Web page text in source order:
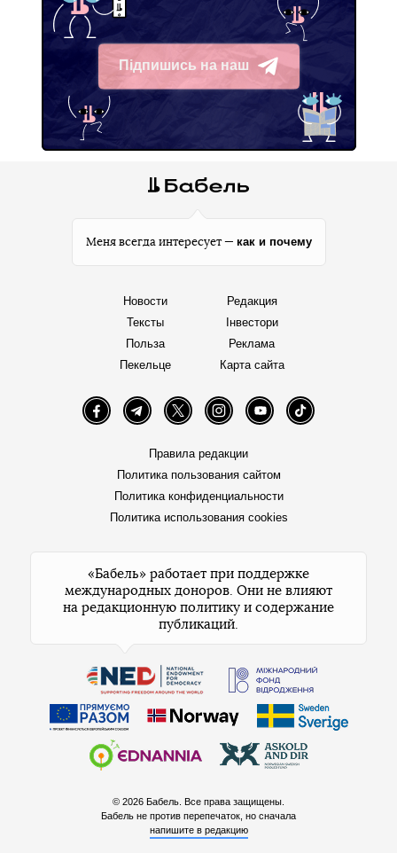
Підпишись на наш
Telegram
Меня всегда интересует — как и почему
Новости
Тексты
Польза
Пекельце
Редакция
Інвестори
Реклама
Карта сайта
FacebookTelegramTwitter InstagramYouTube TikTok
Правила редакции
Политика пользования сайтом
Политика конфиденциальности
Политика использования cookies
«Бабель» работает при поддержке
международных доноров. Они не влияют
на редакционную политику и содержание
публикаций.
© 2026 Бабель. Все права защищены.
Бабель не против перепечаток, но сначала
напишите в редакцию